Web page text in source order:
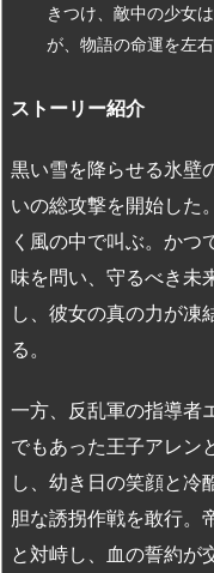
きつけ、敵中の少女
が、物語の命運を左右
ストーリー紹介
黒い雪を降らせる氷壁
いの総攻撃を開始した
く風の中で叫ぶ。かつ
味を問い、守るべき未
し、彼女の真の力が凍
る。
一方、反乱軍の指導者
でもあった王子アレン
し、幼き日の笑顔と冷
胆な誘拐作戦を敢行。
と対峙し、血の誓約が